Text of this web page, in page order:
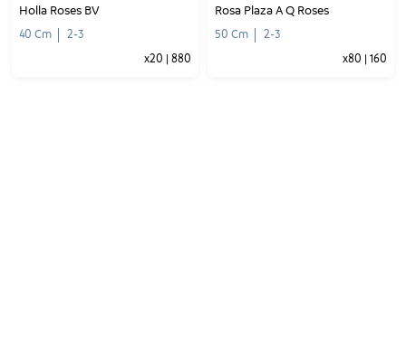
Holla Roses BV
40 Cm 2-3
x20 880
Rosa Plaza A Q Roses
50 Cm 2-3
x80 160